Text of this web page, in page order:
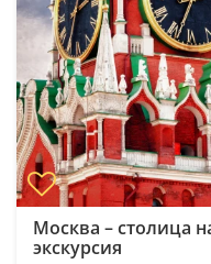
Москва – столица
экскурсия